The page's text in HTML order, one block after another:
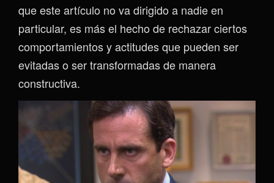
que este artículo no va dirigido a nadie en
particular, es más el hecho de rechazar ciertos
comportamientos y actitudes que pueden ser
evitadas o ser transformadas de manera
constructiva.